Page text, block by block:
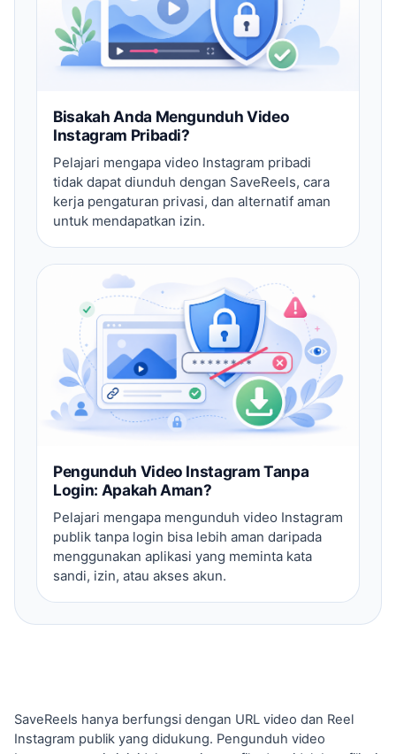
Bisakah Anda Mengunduh Video
Instagram Pribadi?
Pelajari mengapa video Instagram pribadi
tidak dapat diunduh dengan SaveReels, cara
kerja pengaturan privasi, dan alternatif aman
untuk mendapatkan izin.
Pengunduh Video Instagram Tanpa
Login: Apakah Aman?
Pelajari mengapa mengunduh video Instagram
publik tanpa login bisa lebih aman daripada
menggunakan aplikasi yang meminta kata
sandi, izin, atau akses akun.
SaveReels hanya berfungsi dengan URL video dan Reel
Instagram publik yang didukung. Pengunduh video